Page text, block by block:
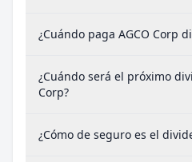
¿Cuándo paga AGCO Corp
¿Cuándo será el próximo
Corp?
¿Cómo de seguro es el